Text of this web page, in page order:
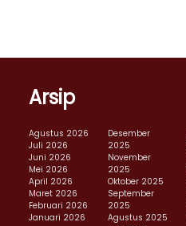
Arsip
Agustus 2026
Juli 2026
Juni 2026
Mei 2026
April 2026
Maret 2026
Februari 2026
Januari 2026
Desember
2025
November
2025
Oktober 2025
September
2025
Agustus 2025